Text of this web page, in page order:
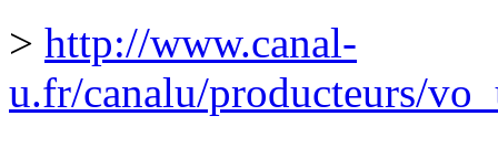
> http://www.canal-
u.fr/canalu/producteurs/